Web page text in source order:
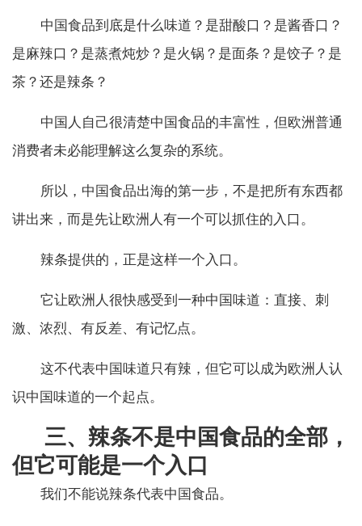
中国食品到底是什么味道？是甜酸口？是酱香口？
是麻辣口？是蒸煮炖炒？是火锅？是面条？是饺子？是
茶？还是辣条？
中国人自己很清楚中国食品的丰富性，但欧洲普通
消费者未必能理解这么复杂的系统。
所以，中国食品出海的第一步，不是把所有东西都
讲出来，而是先让欧洲人有一个可以抓住的入口。
辣条提供的，正是这样一个入口。
它让欧洲人很快感受到一种中国味道：直接、刺
激、浓烈、有反差、有记忆点。
这不代表中国味道只有辣，但它可以成为欧洲人认
识中国味道的一个起点。
三、辣条不是中国食品的全部，
但它可能是一个入口
我们不能说辣条代表中国食品。